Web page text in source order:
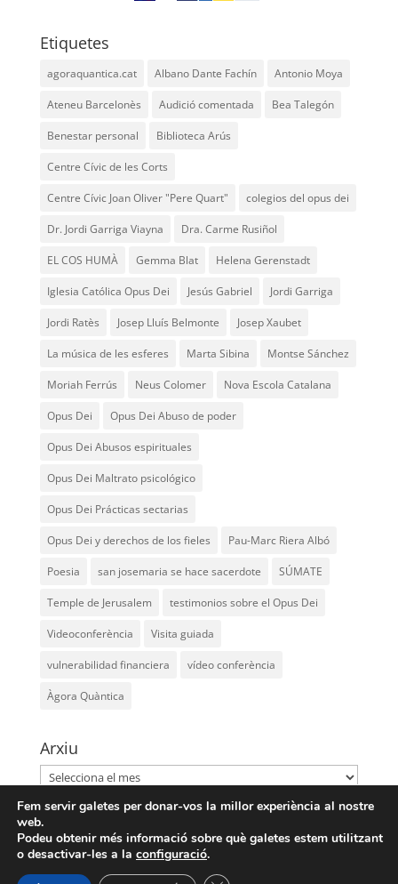
Etiquetes
agoraquantica.cat Albano Dante Fachín Antonio Moya
Ateneu Barcelonès Audició comentada Bea Talegón
Benestar personal Biblioteca Arús
Centre Cívic de les Corts
Centre Cívic Joan Oliver "Pere Quart" colegios del opus dei
Dr. Jordi Garriga Viayna Dra. Carme Rusiñol
EL COS HUMÀ Gemma Blat Helena Gerenstadt
Iglesia Católica Opus Dei Jesús Gabriel Jordi Garriga
Jordi Ratès Josep Lluís Belmonte Josep Xaubet
La música de les esferes Marta Sibina Montse Sánchez
Moriah Ferrús Neus Colomer Nova Escola Catalana
Opus Dei Opus Dei Abuso de poder
Opus Dei Abusos espirituales
Opus Dei Maltrato psicológico
Opus Dei Prácticas sectarias
Opus Dei y derechos de los fieles Pau-Marc Riera Albó
Poesia san josemaria se hace sacerdote SÚMATE
Temple de Jerusalem testimonios sobre el Opus Dei
Videoconferència Visita guiada
vulnerabilidad financiera vídeo conferència
Àgora Quàntica
Arxiu
Arxiu
AGORA QUANTICA |Avís Legal
Fem servir galetes per donar-vos la millor experiència al nostre
web.
Podeu obtenir més informació sobre què galetes estem utilitzant
o desactivar-les a la configuració.